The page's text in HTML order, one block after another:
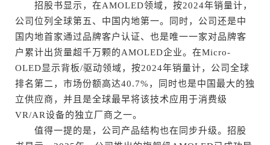
招股书显示，在AMOLED领域，按2024年销量计，
公司位列全球第五、中国内地第一。同时，公司还是中
国内地首家通过品牌客户认证、也是唯一一家对品牌客
户累计出货量超千万颗的AMOLED企业。在Micro-
OLED显示背板/驱动领域，按2024年销量计，公司全球
排名第二，市场份额高达40.7%，同时也是中国最大的独
立供应商，并且是全球最早将该技术应用于消费级
VR/AR设备的独立厂商之一。
值得一提的是，公司产品结构也在同步升级。招股